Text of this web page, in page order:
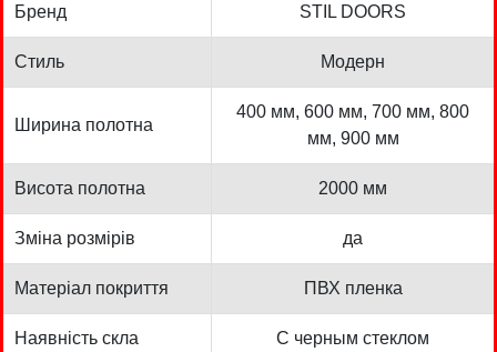
Бренд STIL DOORS
Стиль Модерн
Ширина полотна
400 мм, 600 мм, 700 мм, 800
мм, 900 мм
Висота полотна 2000 мм
Зміна розмірів да
Матеріал покриття ПВХ пленка
Наявність скла С черным стеклом